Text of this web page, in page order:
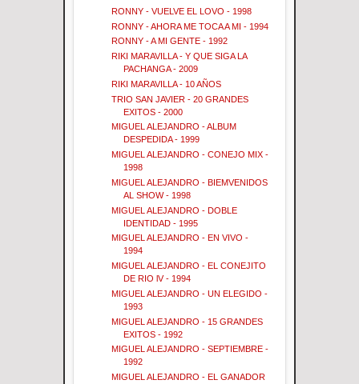
RONNY - VUELVE EL LOVO - 1998
RONNY - AHORA ME TOCA A MI - 1994
RONNY - A MI GENTE - 1992
RIKI MARAVILLA - Y QUE SIGA LA
PACHANGA - 2009
RIKI MARAVILLA - 10 AÑOS
TRIO SAN JAVIER - 20 GRANDES
EXITOS - 2000
MIGUEL ALEJANDRO - ALBUM
DESPEDIDA - 1999
MIGUEL ALEJANDRO - CONEJO MIX -
1998
MIGUEL ALEJANDRO - BIEMVENIDOS
AL SHOW - 1998
MIGUEL ALEJANDRO - DOBLE
IDENTIDAD - 1995
MIGUEL ALEJANDRO - EN VIVO -
1994
MIGUEL ALEJANDRO - EL CONEJITO
DE RIO lV - 1994
MIGUEL ALEJANDRO - UN ELEGIDO -
1993
MIGUEL ALEJANDRO - 15 GRANDES
EXITOS - 1992
MIGUEL ALEJANDRO - SEPTIEMBRE -
1992
MIGUEL ALEJANDRO - EL GANADOR